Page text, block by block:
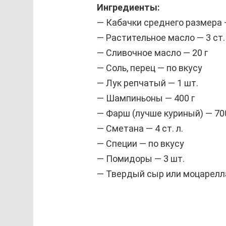
Ингредиенты:
— Кабачки среднего размера
— Растительное масло — 3 ст.
— Сливочное масло — 20 г
— Соль, перец — по вкусу
— Лук репчатый — 1 шт.
— Шампиньоны — 400 г
— Фарш (лучше куриный) —
— Сметана — 4 ст. л.
— Специи — по вкусу
— Помидоры — 3 шт.
— Твердый сыр или